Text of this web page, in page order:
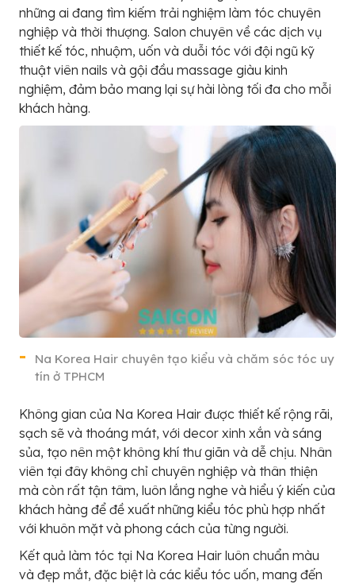
những ai đang tìm kiếm trải nghiệm làm tóc chuyên
nghiệp và thời thượng. Salon chuyên về các dịch vụ
thiết kế tóc, nhuộm, uốn và duỗi tóc với đội ngũ kỹ
thuật viên nails và gội đầu massage giàu kinh
nghiệm, đảm bảo mang lại sự hài lòng tối đa cho mỗi
khách hàng.
Na Korea Hair chuyên tạo kiểu và chăm sóc tóc uy
tín ở TPHCM
Không gian của Na Korea Hair được thiết kế rộng rãi,
sạch sẽ và thoáng mát, với decor xinh xắn và sáng
sủa, tạo nên một không khí thư giãn và dễ chịu. Nhân
viên tại đây không chỉ chuyên nghiệp và thân thiện
mà còn rất tận tâm, luôn lắng nghe và hiểu ý kiến của
khách hàng để đề xuất những kiểu tóc phù hợp nhất
với khuôn mặt và phong cách của từng người.
Kết quả làm tóc tại Na Korea Hair luôn chuẩn màu
và đẹp mắt, đặc biệt là các kiểu tóc uốn, mang đến